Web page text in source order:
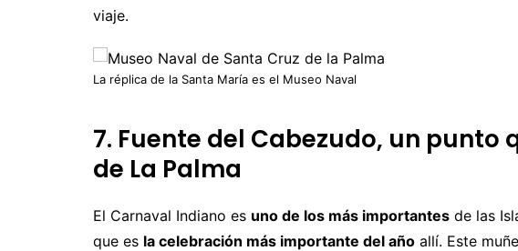
viaje.
La réplica de la Santa María es el Museo Naval
7. Fuente del Cabezudo, un punto
de La Palma
El Carnaval Indiano es uno de los más importantes de las
que es la celebración más importante del año allí. Este